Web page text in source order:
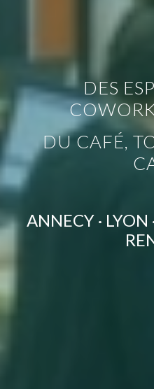
DES
DU CAFÉ,
ANNECY · LYON